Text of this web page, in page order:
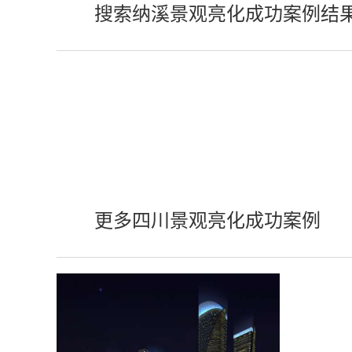
搜索纳溪景观亮化成功案例结
更多四川景观亮化成功案例